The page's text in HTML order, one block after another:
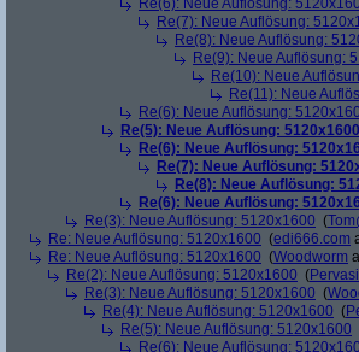
Re(6): Neue Auflösung:
Re(7): Neue Auflösung:
Re(8): Neue Auflösung:
Re(9): Neue Auflösung:
Re(10): Neue
Re(11): Neue
Re(6): Neue Auflösung:
Re(5): Neue Auflösung: 5120x1600
Re(6): Neue Auflösung:
Re(7): Neue Auflösung:
Re(8): Neue Auflösung:
Re(6): Neue Auflösung:
Re(3): Neue Auflösung: 5120x1600 (
Re: Neue Auflösung: 5120x1600 (edi666.com
Re: Neue Auflösung: 5120x1600 (Woodworm
Re(2): Neue Auflösung: 5120x1600 (
Re(3): Neue Auflösung: 5120x1600 (
Re(4): Neue Auflösung: 5120x1600 (
Re(5): Neue Auflösung: 5120x1600
Re(6): Neue Auflösung: